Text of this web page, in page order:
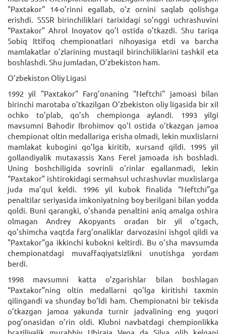
"Paxtakor" 14-o’rinni egallab, o’z ornini saqlab qolishga
erishdi. SSSR birinchiliklari tarixidagi so’nggi uchrashuvini
“Paxtakor” Ahrol Inoyatov qo’l ostida o’tkazdi. Shu tariqa
Sobiq Ittifoq chempionatlari nihoyasiga etdi va barcha
mamlakatlar o’zlarining mustaqil birinchiliklarini tashkil eta
boshlashdi. Shu jumladan, O’zbekiston ham.
O’zbekiston Oliy Ligasi
1992 yil "Paxtakor" Farg’onaning "Neftchi" jamoasi bilan
birinchi marotaba o’tkazilgan O’zbekiston oliy ligasida bir xil
ochko to’plab, qo’sh chempionga aylandi. 1993 yilgi
mavsumni Bahodir Ibrohimov qo’l ostida o’tkazgan jamoa
chempionat oltin medallariga erisha olmadi, lekin muxlislarni
mamlakat kubogini qo’lga kiritib, xursand qildi. 1995 yil
gollandiyalik mutaxassis Xans Ferel jamoada ish boshladi.
Uning boshchiligida sovrinli o’rinlar egallanmadi, lekin
“Paxtakor” ishtirokidagi sermahsul uchrashuvlar muxlislarga
juda ma’qul keldi. 1996 yil kubok finalida “Neftchi”ga
penaltilar seriyasida imkoniyatning boy berilgani bilan yodda
qoldi. Buni qarangki, o’shanda penaltini aniq amalga oshira
olmagan Andrey Akopyants oradan bir yil o’tgach,
qo’shimcha vaqtda farg’onaliklar darvozasini ishgol qildi va
"Paxtakor"ga ikkinchi kubokni keltirdi. Bu o’sha mavsumda
chempionatdagi muvaffaqiyatsizlikni unutishga yordam
berdi.
1998 mavsumni katta o’zgarishlar bilan boshlagan
“Paxtakor”ning oltin medallarni qo’lga kiritishi taxmin
qilingandi va shunday bo’ldi ham. Chempionatni bir tekisda
o’tkazgan jamoa yakunda turnir jadvalining eng yuqori
pog’onasidan o’rin oldi. Klubni navbatdagi chempionlikka